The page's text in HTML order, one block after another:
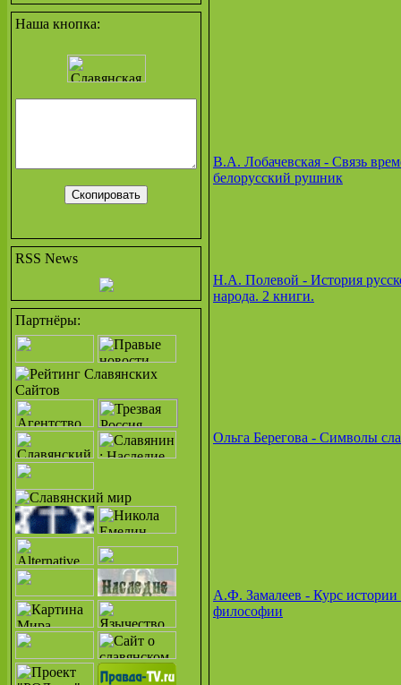
Наша кнопка:
RSS News
Партнёры:
В.А. Лобачевская - Связь
белорусский рушник
Н.А. Полевой - История
народа. 2 книги.
Ольга Берегова - Символы
А.Ф. Замалеев - Курс истории
философии